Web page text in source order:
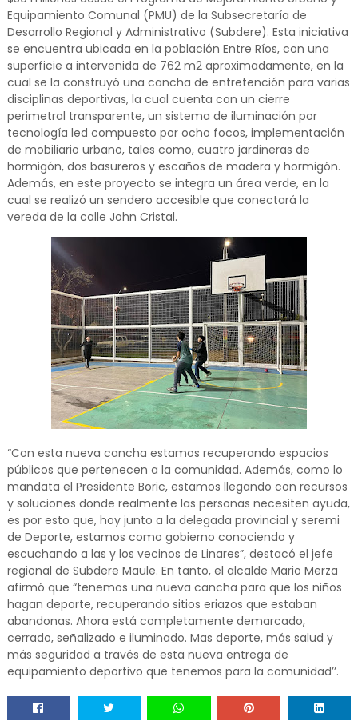
Equipamiento Comunal (PMU) de la Subsecretaría de
Desarrollo Regional y Administrativo (Subdere). Esta iniciativa
se encuentra ubicada en la población Entre Ríos, con una
superficie a intervenida de 762 m2 aproximadamente, en la
cual se la construyó una cancha de entretención para varias
disciplinas deportivas, la cual cuenta con un cierre
perimetral transparente, un sistema de iluminación por
tecnología led compuesto por ocho focos, implementación
de mobiliario urbano, tales como, cuatro jardineras de
hormigón, dos basureros y escaños de madera y hormigón.
Además, en este proyecto se integra un área verde, en la
cual se realizó un sendero accesible que conectará la
vereda de la calle John Cristal.
“Con esta nueva cancha estamos recuperando espacios
públicos que pertenecen a la comunidad. Además, como lo
mandata el Presidente Boric, estamos llegando con recursos
y soluciones donde realmente las personas necesiten ayuda,
es por esto que, hoy junto a la delegada provincial y seremi
de Deporte, estamos como gobierno conociendo y
escuchando a las y los vecinos de Linares”, destacó el jefe
regional de Subdere Maule. En tanto, el alcalde Mario Merza
afirmó que “tenemos una nueva cancha para que los niños
hagan deporte, recuperando sitios eriazos que estaban
abandonas. Ahora está completamente demarcado,
cerrado, señalizado e iluminado. Mas deporte, más salud y
más seguridad a través de esta nueva entrega de
equipamiento deportivo que tenemos para la comunidad’’.